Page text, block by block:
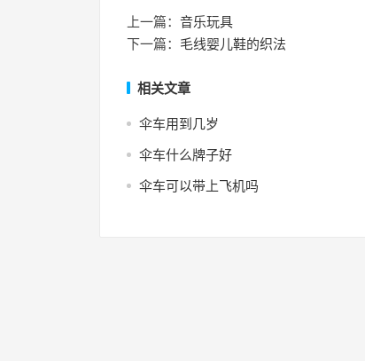
上一篇： 音乐玩具
下一篇： 毛线婴儿鞋的织法
相关文章
伞车用到几岁
伞车什么牌子好
伞车可以带上飞机吗